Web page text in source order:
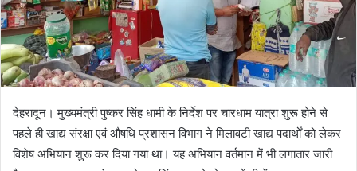
l
देहरादून। मुख्यमंत्री पुष्कर सिंह धामी के निर्देश पर चारधाम यात्रा शुरू होने से
पहले ही खाद्य संरक्षा एवं औषधि प्रशासन विभाग ने मिलावटी खाद्य पदार्थों को लेकर
विशेष अभियान शुरू कर दिया गया था। यह अभियान वर्तमान में भी लगातार जारी